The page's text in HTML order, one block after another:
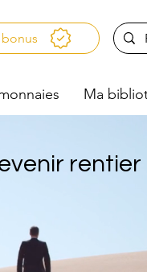
Ma
rentier